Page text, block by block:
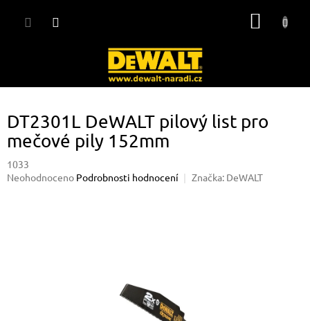
DT2301L DeWALT pilový list pro
mečové pily 152mm
1033
Průměrné
Neohodnoceno Podrobnosti hodnocení Značka: DeWALT